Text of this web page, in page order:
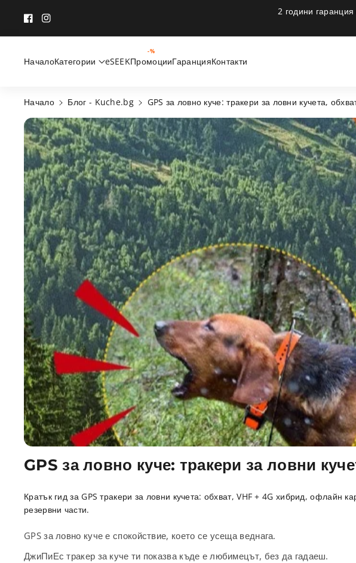
FacebookInstagram
2 години
НачалоКатегории eSEEK
-%
ПромоцииГаранцияКонтакти
Начало Блог - Kuche.bg GPS за ловно куче: тракери за ловни кучета,
GPS за ловно куче: тракери за ловни
Кратък гид за GPS тракери за ловни кучета: обхват, VHF + 4G хибрид,
резервни части.
GPS за ловно куче е спокойствие, което се усеща веднага.
ДжиПиЕс тракер за куче ти показва къде е любимецът, без да гадаеш.